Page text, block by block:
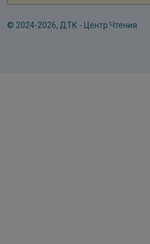
© 2024-2026, ДТК - Центр Чтения